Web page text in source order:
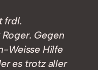
frdl.
Gegen
Weisse Hilfe
es trotz aller